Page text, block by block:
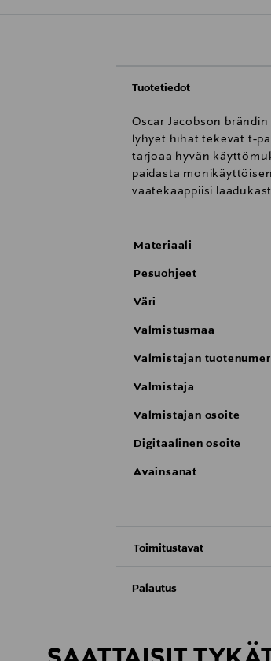
Tuotetiedot
Oscar Jacobson
lyhyet hihat tekevät t-
tarjoaa hyvän
paidasta
vaatekaappiisi
Materiaali
Pesuohjeet
Väri
Valmistusmaa
Valmistajan
Valmistaja
Valmistajan osoite
Digitaalinen osoite
Avainsanat
Toimitustavat
Palautus